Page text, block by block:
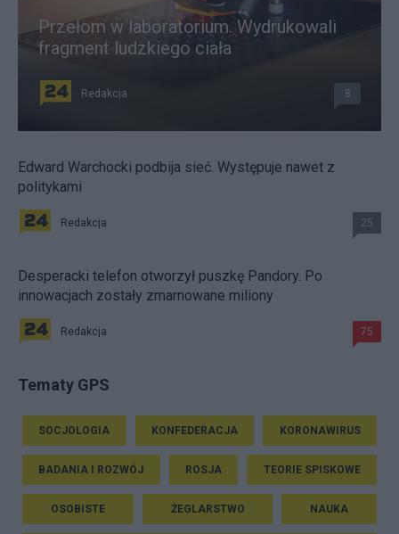
Przełom w laboratorium. Wydrukowali
fragment ludzkiego ciała
Redakcja 8
Edward Warchocki podbija sieć. Występuje nawet z
politykami
Redakcja 25
Desperacki telefon otworzył puszkę Pandory. Po
innowacjach zostały zmarnowane miliony
Redakcja 75
Tematy GPS
SOCJOLOGIA KONFEDERACJA KORONAWIRUS
BADANIA I ROZWÓJ ROSJA TEORIE SPISKOWE
OSOBISTE ŻEGLARSTWO NAUKA